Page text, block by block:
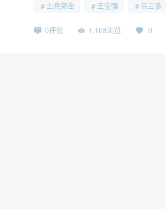
士兵突击 王宝强 许三多
0评论 1,168浏览 0